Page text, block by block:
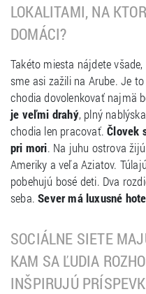
LOKALITAMI, NA
DOMÁCI?
Takéto miesta nájdete
sme asi zažili na Arube. Je
chodia dovolenkovať najmä
je veľmi drahý, plný
chodia len pracovať.Človek
pri mori. Na juhu ostrova
Ameriky a veľa Aziatov.
pobehujú bosé deti. Dva
seba.Sever má luxusné
SOCIÁLNE SIETE
KAM SA ĽUDIA
INŠPIRUJÚ